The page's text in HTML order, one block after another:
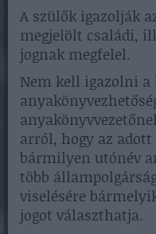
A szülők igazolják
megjelölt családi,
jognak megfelel.
Nem kell igazolni
arról, hogy az
bármilyen utónév
több
viselésére
jogot választhatja.